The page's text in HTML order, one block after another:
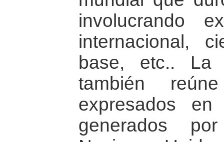
involucrando
internacional,
base, etc..
también
expresados en
generados